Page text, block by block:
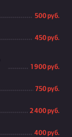
500 руб.
450 руб.
1 900 руб.
750 руб.
2 400 руб.
400 руб.